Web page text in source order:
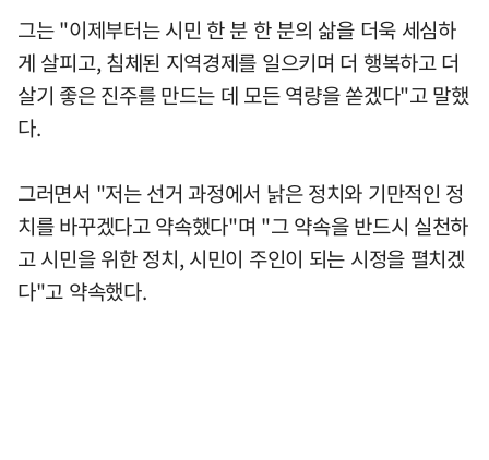
그는 "이제부터는 시민 한 분 한 분의 삶을 더욱 세심하
게 살피고, 침체된 지역경제를 일으키며 더 행복하고 더
살기 좋은 진주를 만드는 데 모든 역량을 쏟겠다"고 말했
다.
그러면서 "저는 선거 과정에서 낡은 정치와 기만적인 정
치를 바꾸겠다고 약속했다"며 "그 약속을 반드시 실천하
고 시민을 위한 정치, 시민이 주인이 되는 시정을 펼치겠
다"고 약속했다.